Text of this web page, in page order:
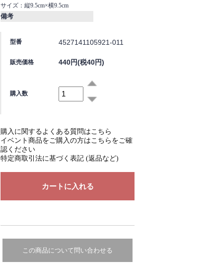
サイズ：縦9.5cm×横9.5cm
備考
型番 4527141105921-011
販売価格 440円(税40円)
購入数
購入に関するよくある質問はこちら
イベント商品をご購入の方はこちらをご確
認ください
特定商取引法に基づく表記 (返品など)
この商品について問い合わせる